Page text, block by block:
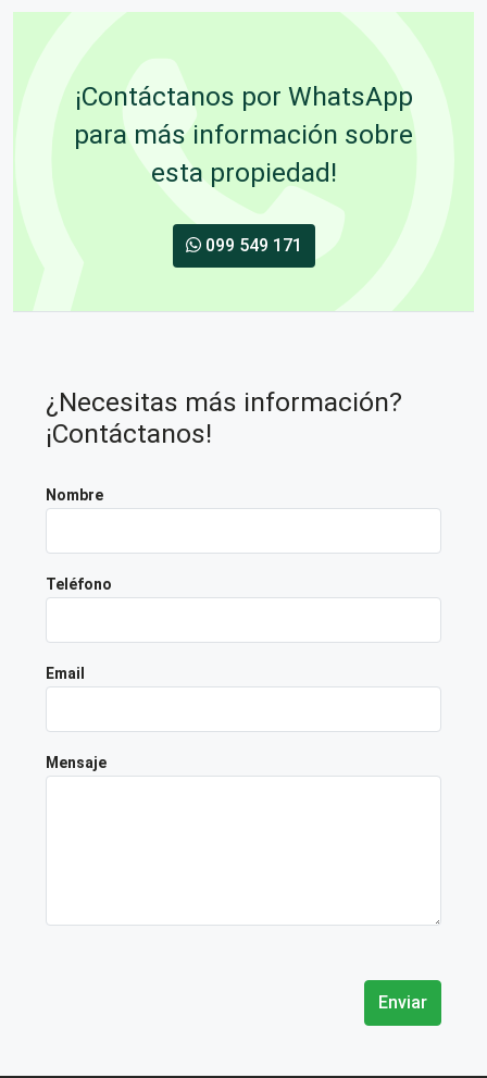
¡Contáctanos por WhatsApp
para más información sobre
esta propiedad!
099 549 171
¿Necesitas más información?
¡Contáctanos!
Nombre
Teléfono
Email
Mensaje
Enviar